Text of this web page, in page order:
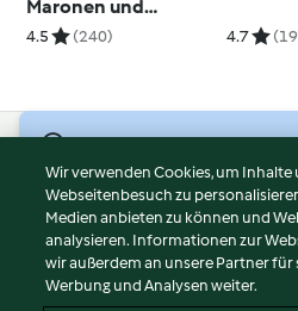
Maronen und
Schinken
4.5 (240) 4.7
Nutzungsbedingungen
Datenschutzrichtlinien
Disclaimer
Impressum
Wir verwenden Cookies, um Inhalte
Webseitenbesuch zu
Medien anbieten zu können und
analysieren. Informationen zur
wir außerdem an unsere Partner für
Werbung und Analysen weiter.